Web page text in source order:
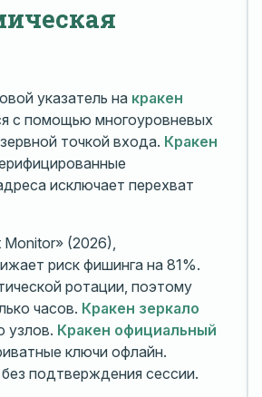
указатель на кракен
с помощью многоуровневых
точкой входа. Кракен
исключает перехват
(2026),
риск фишинга на 81%.
ротации, поэтому
часов. Кракен зеркало
узлов. Кракен официальный
ключи офлайн.
подтверждения сессии.